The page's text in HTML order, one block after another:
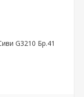
G3210 Бр.41